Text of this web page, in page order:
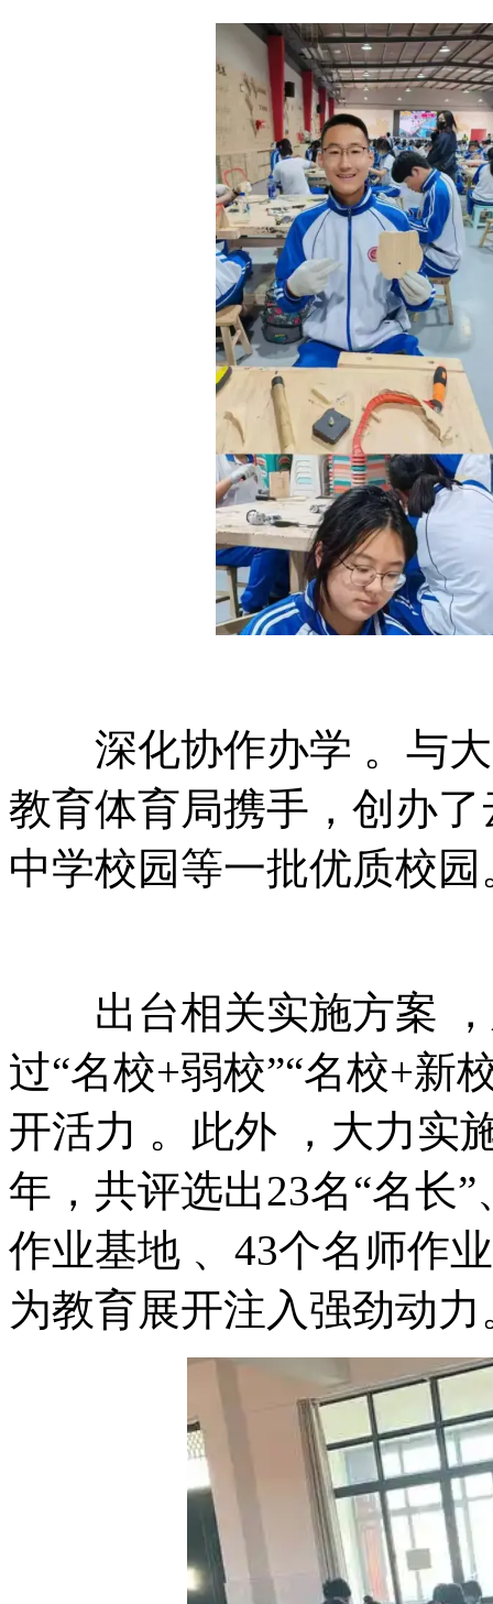
深化协作办学 。与大
教育体育局携手，创办
中学校园等一批优质校园
出台相关实施方案 
过“名校+弱校”“名校+新
开活力 。此外 ，大力
年，共评选出23名“名长
作业基地 、43个名师作业室
为教育展开注入强劲动力